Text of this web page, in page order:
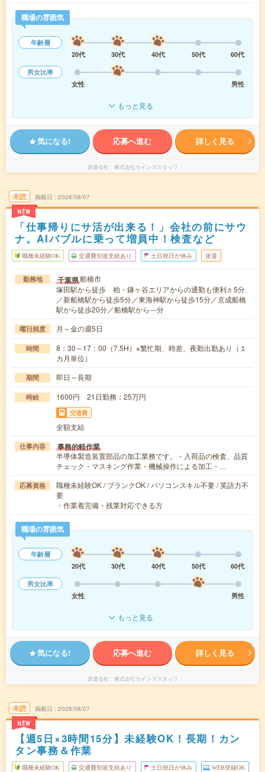
職場の雰囲気
年齢層
20代
30代 40代 50代
60代
男女比率
女性
男性
もっと見る
気になる! 応募へ進む 詳しく見る
派遣会社 株式会社カインズスタッフ
未読
NEW
掲載日 2026/08/07
「仕事帰りにサ活が出来る！」会社の前にサウ
ナ。AIバブルに乗って増員中！検査など
職種未経験OK 交通費別途支給あり 土日祝日が休み 派遣
勤務地 千葉県船橋市
塚田駅から徒歩 柏・鎌ヶ谷エリアからの通勤も便利♬5分
／新船橋駅から徒歩5分／東海神駅から徒歩15分／京成船橋
駅から徒歩20分／船橋駅から---分
曜日頻度 月～金の週5日
時間
8：30～17：00（7.5H）※繁忙期、時差、夜勤出勤あり（１
カ月単位）
期間 即日～長期
時給 1600円 21日勤務：25万円
交通費
全額支給
仕事内容 事務的軽作業
半導体製造装置部品の加工業務です。・入荷品の検査、品質
チェック・マスキング作業・機械操作による加工・…
応募資格
職種未経験OK / ブランクOK / パソコンスキル不要 / 英語力不
要
・作業着完備・残業対応できる方
職場の雰囲気
年齢層
20代
30代 40代 50代
60代
男女比率
女性
男性
もっと見る
気になる! 応募へ進む 詳しく見る
派遣会社 株式会社カインズスタッフ
未読
NEW
掲載日 2026/08/07
【週5日×3時間15分】未経験OK！長期！カン
タン事務＆作業
職種未経験OK 交通費別途支給あり 土日祝日が休み WEB登録OK